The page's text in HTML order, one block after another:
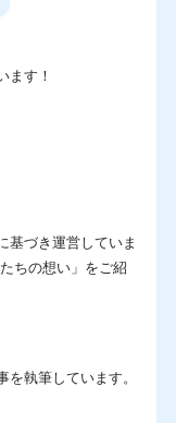
ます！
基づき運営していま
ちの想い」をご紹
執筆しています。